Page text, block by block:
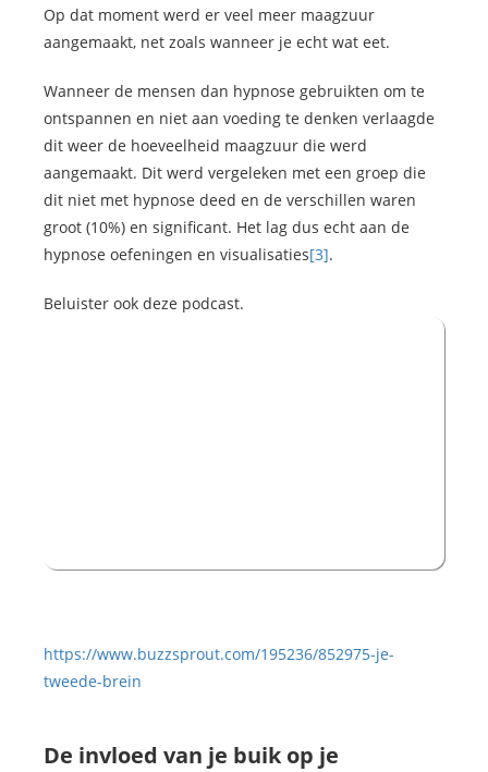
Op dat moment werd er veel meer maagzuur
aangemaakt, net zoals wanneer je echt wat eet.
Wanneer de mensen dan hypnose gebruikten om te
ontspannen en niet aan voeding te denken verlaagde
dit weer de hoeveelheid maagzuur die werd
aangemaakt. Dit werd vergeleken met een groep die
dit niet met hypnose deed en de verschillen waren
groot (10%) en significant. Het lag dus echt aan de
hypnose oefeningen en visualisaties[3].
Beluister ook deze podcast.
https://www.buzzsprout.com/195236/852975-je-
tweede-brein
De invloed van je buik op je